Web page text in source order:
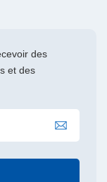
des
et des